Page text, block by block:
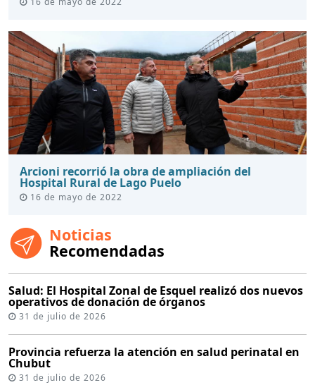
Arcioni recorrió la obra de ampliación del
Hospital Rural de Lago Puelo
16 de mayo de 2022
Noticias
Recomendadas
Salud: El Hospital Zonal de Esquel realizó dos nuevos
operativos de donación de órganos
31 de julio de 2026
Provincia refuerza la atención en salud perinatal en
Chubut
31 de julio de 2026